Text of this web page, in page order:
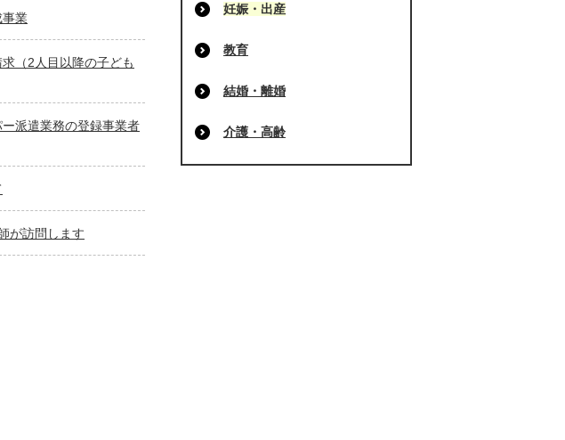
事業
（2人目以降の子ども
派遣業務の登録事業者
が訪問します
妊娠・出産
教育
結婚・離婚
介護・高齢